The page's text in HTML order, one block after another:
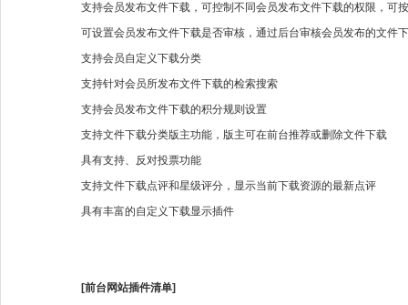
支持会员发布文件下载，可控制不同会员发布文件下载的权限，可
可设置会员发布文件下载是否审核，通过后台审核会员发布的文件
支持会员自定义下载分类
支持针对会员所发布文件下载的检索搜索
支持会员发布文件下载的积分规则设置
支持文件下载分类版主功能，版主可在前台推荐或删除文件下载
具有支持、反对投票功能
支持文件下载点评和星级评分，显示当前下载资源的最新点评
具有丰富的自定义下载显示插件
[前台网站插件清单]